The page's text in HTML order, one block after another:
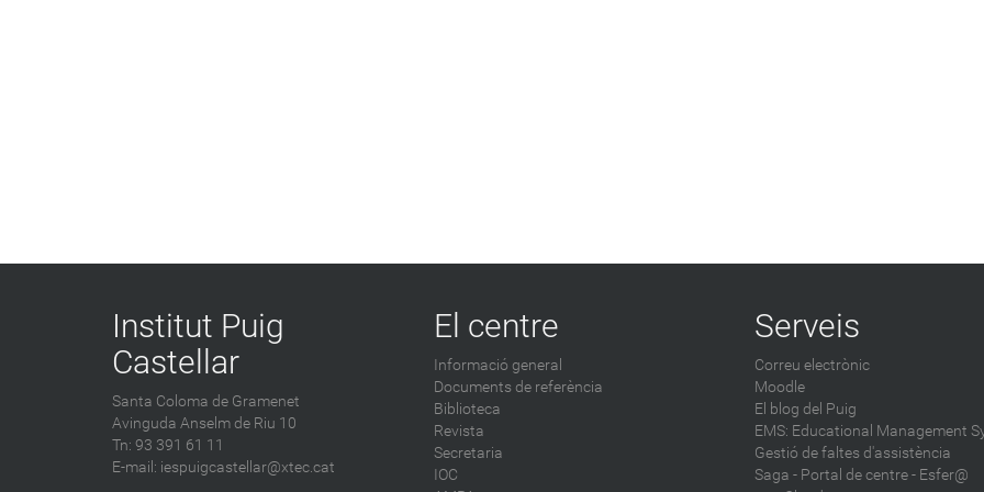
Institut Puig
Castellar
Santa Coloma de Gramenet
Avinguda Anselm de Riu 10
Tn: 93 391 61 11
E-mail: iespuigcastellar@xtec.cat
El centre
Informació general
Documents de referència
Biblioteca
Revista
Secretaria
IOC
Serveis
Correu electrònic
Moodle
El blog del Puig
EMS: Educational Management
Gestió de faltes d'assistència
Saga - Portal de centre - Esfer@